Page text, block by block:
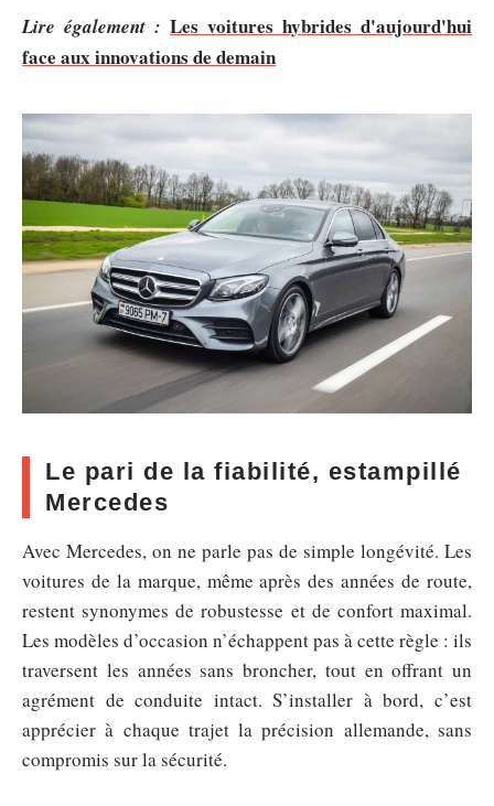
Lire également : Les voitures hybrides d'aujourd'hui
face aux innovations de demain
Le pari de la fiabilité, estampillé
Mercedes
Avec Mercedes, on ne parle pas de simple longévité. Les
voitures de la marque, même après des années de route,
restent synonymes de robustesse et de confort maximal.
Les modèles d’occasion n’échappent pas à cette règle : ils
traversent les années sans broncher, tout en offrant un
agrément de conduite intact. S’installer à bord, c’est
apprécier à chaque trajet la précision allemande, sans
compromis sur la sécurité.